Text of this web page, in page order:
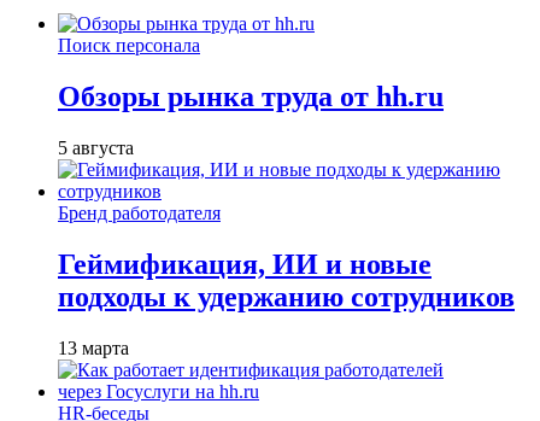
Поиск персонала
Обзоры рынка труда от hh.ru
5 августа
Бренд работодателя
Геймификация, ИИ и новые
подходы к удержанию сотрудников
13 марта
HR-беседы